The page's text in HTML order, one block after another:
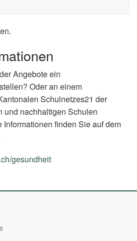
Angebote ein
Oder an einem
Schulnetzes21 der
und nachhaltigen Schulen
finden Sie auf dem
gesundheit